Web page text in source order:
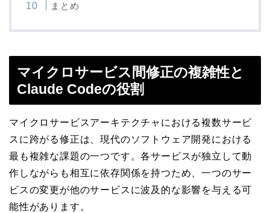
まとめ
マイクロサービス間修正の複雑性と
Claude Codeの役割
マイクロサービスアーキテクチャにおける複数サービ
スに跨がる修正は、現代のソフトウェア開発における
最も複雑な課題の一つです。各サービスが独立して動
作しながらも相互に依存関係を持つため、一つのサー
ビスの変更が他のサービスに波及的な影響を与える可
能性があります。